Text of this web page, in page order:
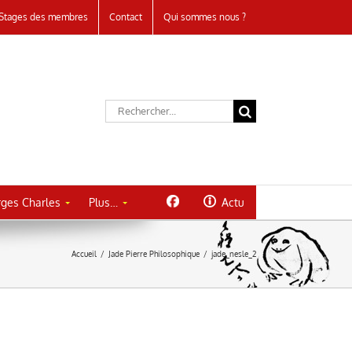
des membres Contact Qui sommes nous ?
Rechercher:
Charles Plus… Actu
Accueil / Jade Pierre Philosophique / jade_nesle_2